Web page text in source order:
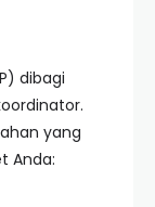
dibagi
yang
Anda: